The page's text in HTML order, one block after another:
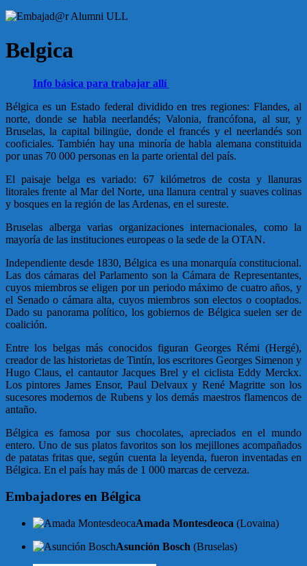
Belgica
Info básica para trabajar allí
Bélgica es un Estado federal dividido en tres regiones: Flandes, al
norte, donde se habla neerlandés; Valonia, francófona, al sur, y
Bruselas, la capital bilingüe, donde el francés y el neerlandés son
cooficiales. También hay una minoría de habla alemana constituida
por unas 70 000 personas en la parte oriental del país.
El paisaje belga es variado: 67 kilómetros de costa y llanuras
litorales frente al Mar del Norte, una llanura central y suaves colinas
y bosques en la región de las Ardenas, en el sureste.
Bruselas alberga varias organizaciones internacionales, como la
mayoría de las instituciones europeas o la sede de la OTAN.
Independiente desde 1830, Bélgica es una monarquía constitucional.
Las dos cámaras del Parlamento son la Cámara de Representantes,
cuyos miembros se eligen por un periodo máximo de cuatro años, y
el Senado o cámara alta, cuyos miembros son electos o cooptados.
Dado su panorama político, los gobiernos de Bélgica suelen ser de
coalición.
Entre los belgas más conocidos figuran Georges Rémi (Hergé),
creador de las historietas de Tintín, los escritores Georges Simenon y
Hugo Claus, el cantautor Jacques Brel y el ciclista Eddy Merckx.
Los pintores James Ensor, Paul Delvaux y René Magritte son los
sucesores modernos de Rubens y los demás maestros flamencos de
antaño.
Bélgica es famosa por sus chocolates, apreciados en el mundo
entero. Uno de sus platos favoritos son los mejillones acompañados
de patatas fritas que, según cuenta la leyenda, fueron inventadas en
Bélgica. En el país hay más de 1 000 marcas de cerveza.
Embajadores en Bélgica
Amada Montesdeoca (Lovaina)
Asunción Bosch (Bruselas)